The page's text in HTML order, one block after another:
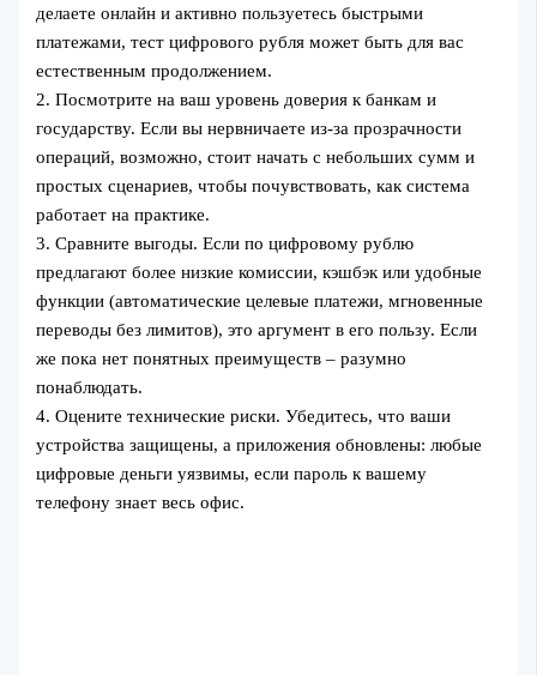
делаете онлайн и активно пользуетесь быстрыми
платежами, тест цифрового рубля может быть для вас
естественным продолжением.
2. Посмотрите на ваш уровень доверия к банкам и
государству. Если вы нервничаете из‑за прозрачности
операций, возможно, стоит начать с небольших сумм и
простых сценариев, чтобы почувствовать, как система
работает на практике.
3. Сравните выгоды. Если по цифровому рублю
предлагают более низкие комиссии, кэшбэк или удобные
функции (автоматические целевые платежи, мгновенные
переводы без лимитов), это аргумент в его пользу. Если
же пока нет понятных преимуществ – разумно
понаблюдать.
4. Оцените технические риски. Убедитесь, что ваши
устройства защищены, а приложения обновлены: любые
цифровые деньги уязвимы, если пароль к вашему
телефону знает весь офис.